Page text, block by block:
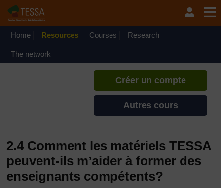
Home Resources Courses Research
The network
Si vous créez un compte, vous
pouvez établir un profil
Créer un compte
Autres cours
2.4 Comment les matériels TESSA
peuvent-ils m’aider à former des
enseignants compétents?